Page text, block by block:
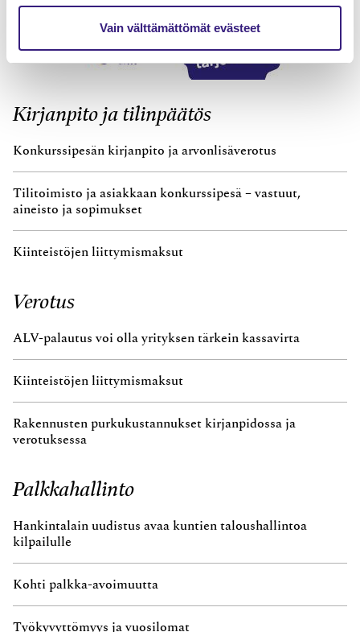
Vain välttämättömät evästeet
Kirjanpito ja tilinpäätös
Konkurssipesän kirjanpito ja arvonlisäverotus
Tilitoimisto ja asiakkaan konkurssipesä – vastuut,
aineisto ja sopimukset
Kiinteistöjen liittymismaksut
Verotus
ALV-palautus voi olla yrityksen tärkein kassavirta
Kiinteistöjen liittymismaksut
Rakennusten purkukustannukset kirjanpidossa ja
verotuksessa
Palkkahallinto
Hankintalain uudistus avaa kuntien taloushallintoa
kilpailulle
Kohti palkka-avoimuutta
Työkyvyttömyys ja vuosilomat